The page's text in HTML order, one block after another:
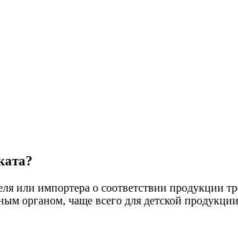
или импортера о соответствии продукции
органом, чаще всего для детской